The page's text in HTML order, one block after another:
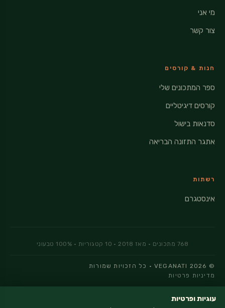
מי אני
צור קשר
חנות & קורסים
ספר המתכונים שלי
קורסים דיגיטליים
סדנאות בישול
אתגר התזונה הבריאה
רשתות
אינסטגרם
© 2026 VEGANATI · כל הזכויות שמורות
מדיניות פרטיות
עוגיות ופרטיות